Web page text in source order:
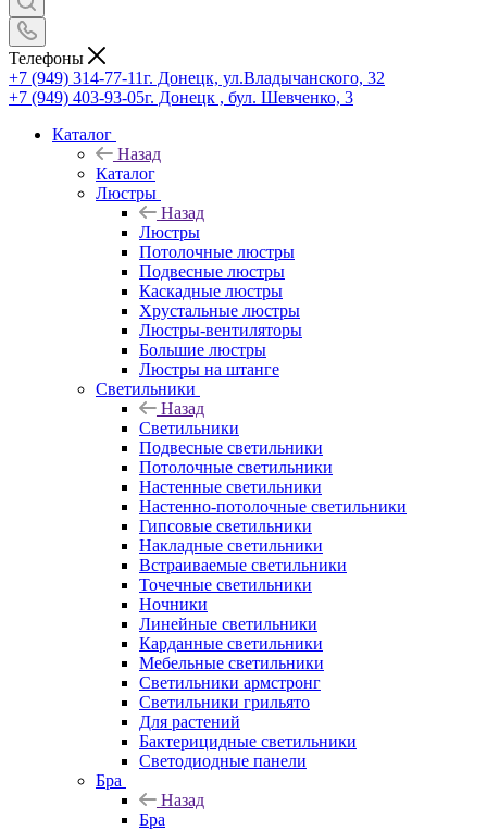
Телефоны
+7 (949) 314-77-11г. Донецк, ул.Владычанского, 32
+7 (949) 403-93-05г. Донецк , бул. Шевченко, 3
Каталог
Назад
Каталог
Люстры
Назад
Люстры
Потолочные люстры
Подвесные люстры
Каскадные люстры
Хрустальные люстры
Люстры-вентиляторы
Большие люстры
Люстры на штанге
Светильники
Назад
Светильники
Подвесные светильники
Потолочные светильники
Настенные светильники
Настенно-потолочные светильники
Гипсовые светильники
Накладные светильники
Встраиваемые светильники
Точечные светильники
Ночники
Линейные светильники
Карданные светильники
Мебельные светильники
Светильники армстронг
Светильники грильято
Для растений
Бактерицидные светильники
Светодиодные панели
Бра
Назад
Бра